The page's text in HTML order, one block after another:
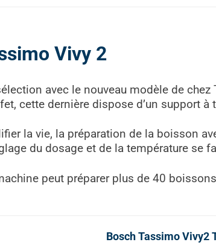
Vivy 2
avec le nouveau modèle de chez
cette dernière dispose d’un support
la vie, la préparation de la boisson
du dosage et de la température se
peut préparer plus de 40
Bosch Tassimo Vivy2